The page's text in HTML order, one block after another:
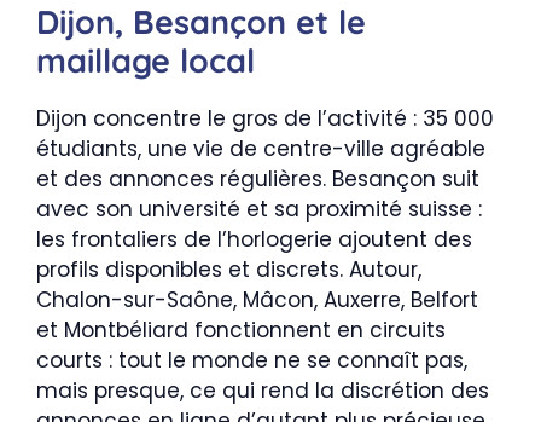
Dijon, Besançon et le
maillage local
Dijon concentre le gros de l’activité : 35 000
étudiants, une vie de centre-ville agréable
et des annonces régulières. Besançon suit
avec son université et sa proximité suisse :
les frontaliers de l’horlogerie ajoutent des
profils disponibles et discrets. Autour,
Chalon-sur-Saône, Mâcon, Auxerre, Belfort
et Montbéliard fonctionnent en circuits
courts : tout le monde ne se connaît pas,
mais presque, ce qui rend la discrétion des